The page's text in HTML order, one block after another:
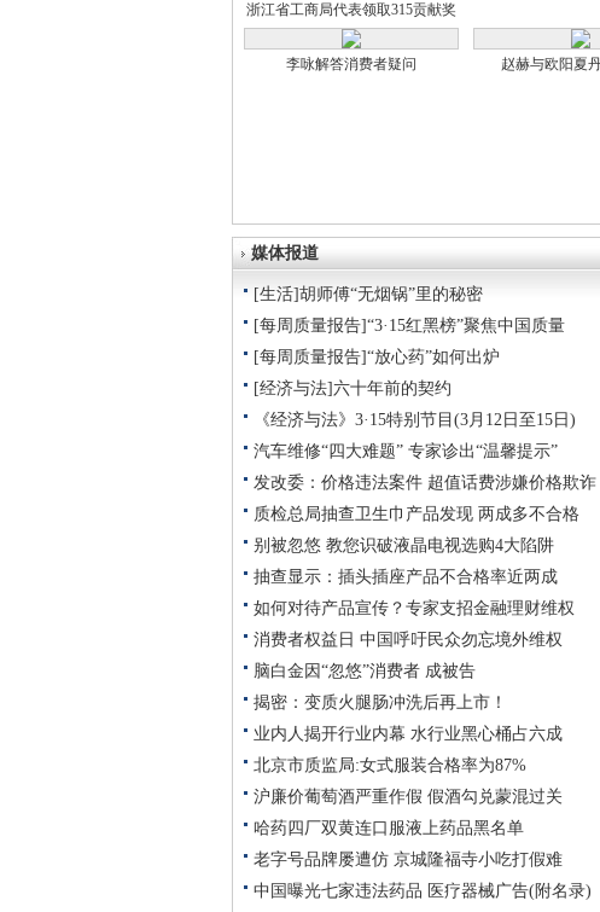
浙江省工商局代表领取315贡献奖
李咏解答消费者疑问 赵赫与欧阳夏
媒体报道
[生活]胡师傅“无烟锅”里的秘密
[每周质量报告]“3·15红黑榜”聚焦中国质量
[每周质量报告]“放心药”如何出炉
[经济与法]六十年前的契约
《经济与法》3·15特别节目(3月12日至15日)
汽车维修“四大难题” 专家诊出“温馨提示”
发改委：价格违法案件 超值话费涉嫌价格欺诈
质检总局抽查卫生巾产品发现 两成多不合格
别被忽悠 教您识破液晶电视选购4大陷阱
抽查显示：插头插座产品不合格率近两成
如何对待产品宣传？专家支招金融理财维权
消费者权益日 中国呼吁民众勿忘境外维权
脑白金因“忽悠”消费者 成被告
揭密：变质火腿肠冲洗后再上市！
业内人揭开行业内幕 水行业黑心桶占六成
北京市质监局:女式服装合格率为87%
沪廉价葡萄酒严重作假 假酒勾兑蒙混过关
哈药四厂双黄连口服液上药品黑名单
老字号品牌屡遭仿 京城隆福寺小吃打假难
中国曝光七家违法药品 医疗器械广告(附名录)